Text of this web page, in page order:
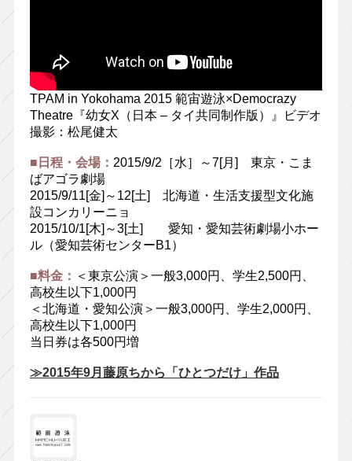
TPAM in Yokohama 2015 範宙遊泳×Democrazy
Theatre『幼女X（日本 – タイ共同制作版）』ビデオ
撮影：松尾健太
■日程・会場： 2015/9/2［水］～7[月] 東京・こま
ばアゴラ劇場
2015/9/11[金]～12[土] 北海道・生活支援型文化施
設コンカリーニョ
2015/10/1[木]～3[土] 愛知・愛知芸術劇場小ホー
ル（愛知芸術センターB1）
■料金： ＜東京公演＞一般3,000円、学生2,500円、
高校生以下1,000円
＜北海道・愛知公演＞一般3,000円、学生2,000円、
高校生以下1,000円
当日券は各500円増
≫2015年9月藤原ちから「ひとつだけ」作品